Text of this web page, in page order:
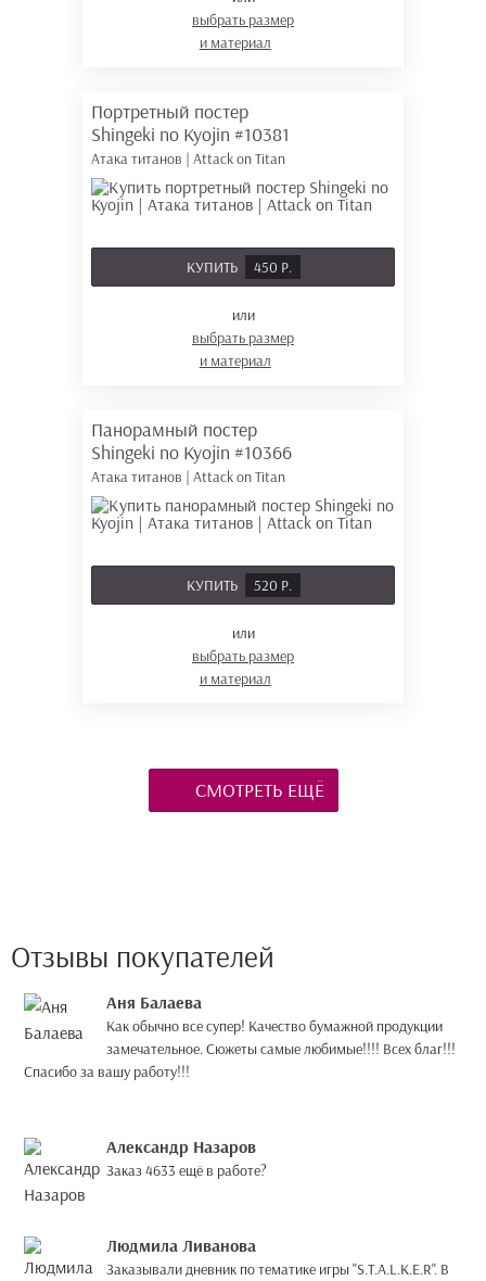
выбрать размер
и материал
Портретный постер
Shingeki no Kyojin #10381
Атака титанов | Attack on Titan
КУПИТЬ 450 Р.
или
выбрать размер
и материал
Панорамный постер
Shingeki no Kyojin #10366
Атака титанов | Attack on Titan
КУПИТЬ 520 Р.
или
выбрать размер
и материал
СМОТРЕТЬ ЕЩЁ
Отзывы покупателей
Аня Балаева
Как обычно все супер! Качество бумажной продукции
замечательное. Сюжеты самые любимые!!!! Всех благ!!!
Спасибо за вашу работу!!!
Александр Назаров
Заказ 4633 ещё в работе?
Людмила Ливанова
Заказывали дневник по тематике игры "S.Т.А.L.K.E.R". В